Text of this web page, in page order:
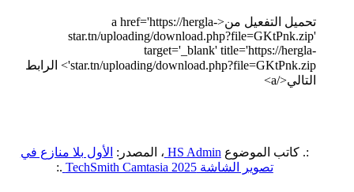
تحميل التفعيل من<a href='https://hergla-
star.tn/uploading/download.php?file=GKtPnk.zip'
target='_blank' title='https://hergla-
star.tn/uploading/download.php?file=GKtPnk.zip'> الرابط
التالي</a>
:. كاتب الموضوع HS Admin ، المصدر: الأول بلا منازع في
تصوير الشاشة TechSmith Camtasia 2025
.: